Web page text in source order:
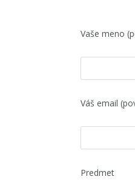
Vaše meno
Váš email
Predmet